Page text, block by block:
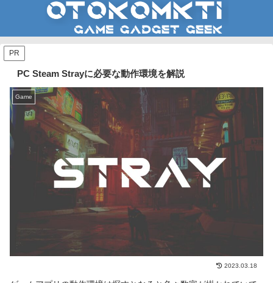
PR
PC Steam Strayに必要な動作環境を解説
Game
2023.03.18